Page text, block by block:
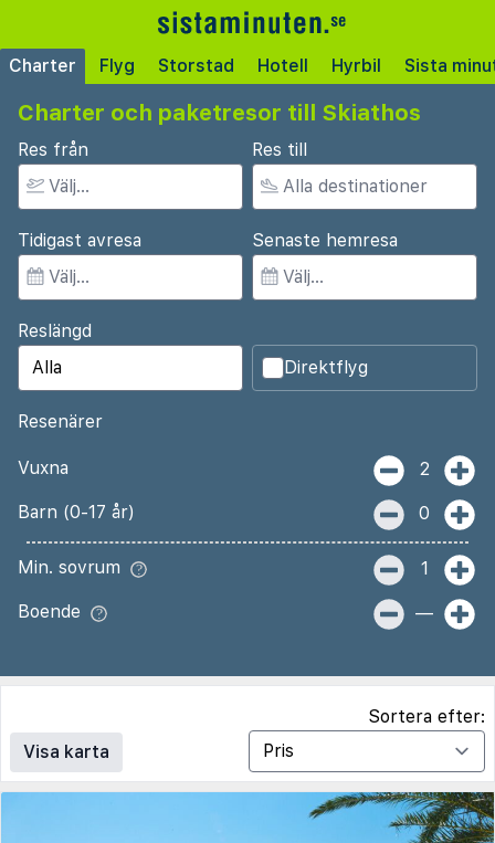
Charter Flyg Storstad Hotell Hyrbil Sista
Charter och paketresor till Skiathos
Res från Res till
Tidigast avresa Senaste hemresa
Reslängd
Direktflyg
Resenärer
Vuxna 2
Barn (0-17 år) 0
Min. sovrum 1
Boende —
Visa karta
Sortera efter: